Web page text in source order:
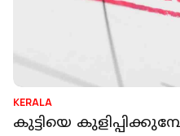
KERALA
കുട്ടിയെ